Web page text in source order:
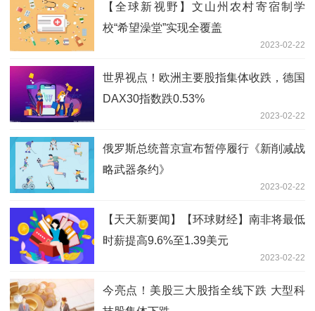
【全球新视野】文山州农村寄宿制学
校“希望澡堂”实现全覆盖
2023-02-22
世界视点！欧洲主要股指集体收跌，德国
DAX30指数跌0.53%
2023-02-22
俄罗斯总统普京宣布暂停履行《新削减战
略武器条约》
2023-02-22
【天天新要闻】【环球财经】南非将最低
时薪提高9.6%至1.39美元
2023-02-22
今亮点！美股三大股指全线下跌 大型科